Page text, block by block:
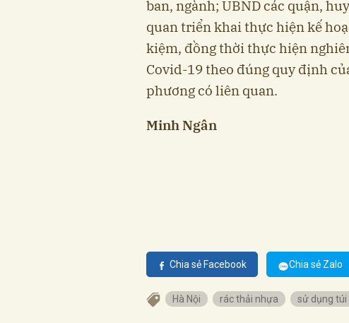
ban, ngành; UBND các quận,
quan triển khai thực hiện kế
kiệm, đồng thời thực hiện
Covid-19 theo đúng quy định
phương có liên quan.
Minh Ngân
Chia sẻ Facebook Chia sẻ Zalo
Hà Nội rác thải nhựa sử dụng túi